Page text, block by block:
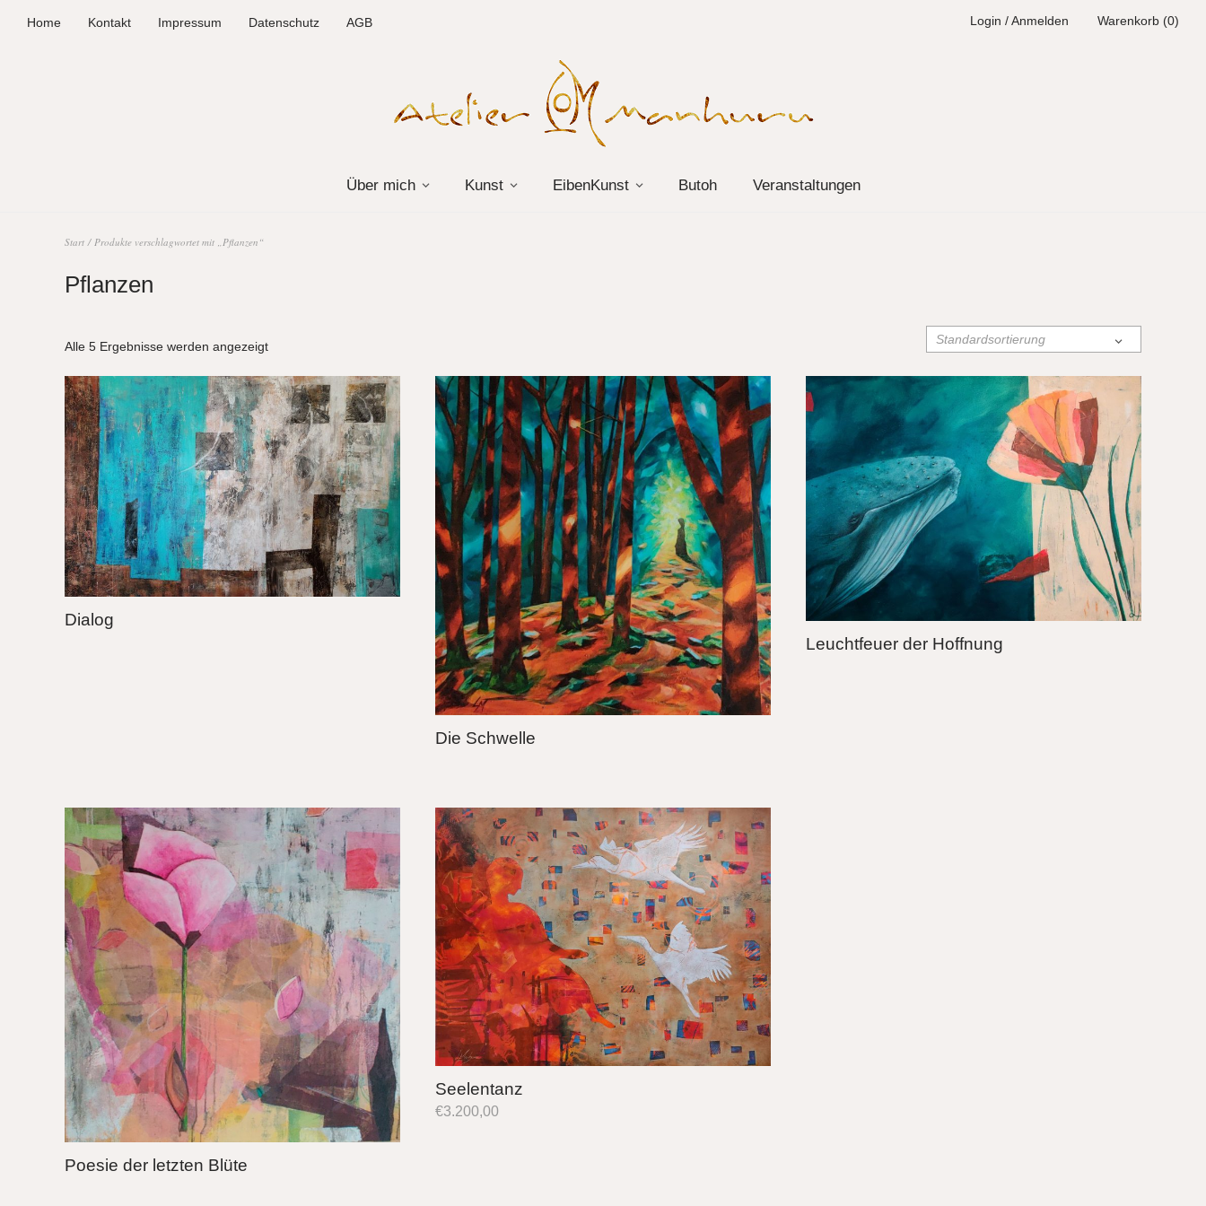
Home Kontakt Impressum Datenschutz AGB Login / Anmelden Warenkorb (0)
Über mich Kunst EibenKunst Butoh Veranstaltungen
Start / Produkte verschlagwortet mit „Pflanzen“
Pflanzen
Alle 5 Ergebnisse werden angezeigt
Dialog
Die Schwelle
Leuchtfeuer der Hoffnung
Poesie der letzten Blüte
Seelentanz
€3.200,00